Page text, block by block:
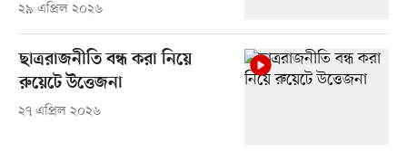
২৯ এপ্রিল ২০২৬
ছাত্ররাজনীতি বন্ধ করা নিয়ে
রুয়েটে উত্তেজনা
২৭ এপ্রিল ২০২৬